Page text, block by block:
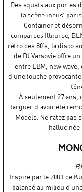
Des squats aux portes
la scène indus’
Container et
comparses Illnurse,
rétro des 80’s, la disco
de DJ Varsovie offre
entre EBM, new
d’une touche
À seulement 27 ans,
targuer d’avoir été
Models. Ne ratez pas
hallucinée
Inspiré par le 2001 de
balancé au milieu